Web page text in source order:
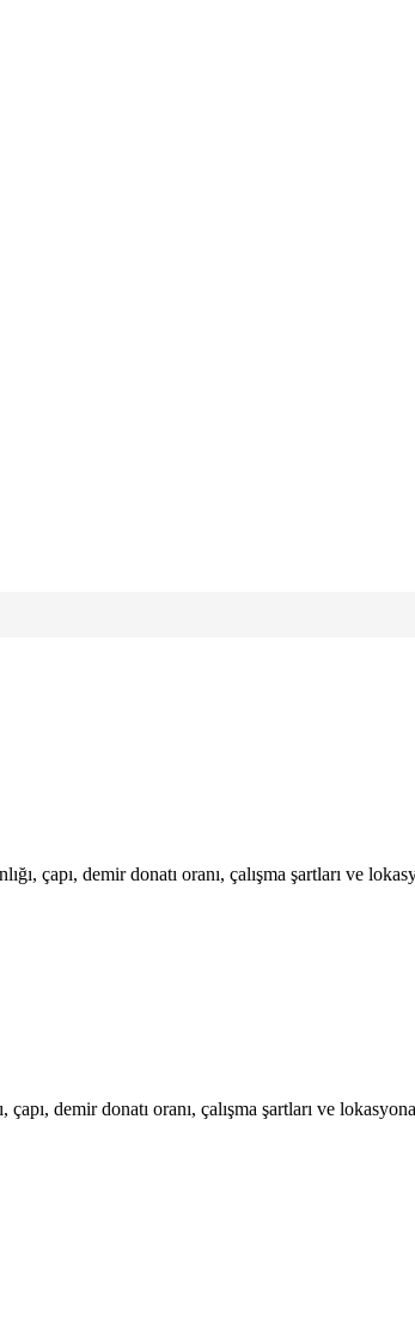
çapı, demir donatı oranı, çalışma şartları ve
çapı, demir donatı oranı, çalışma şartları ve